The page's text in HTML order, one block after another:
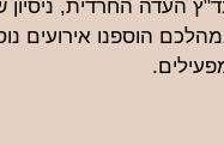
העדה החרדית,
הוספנו אירועים